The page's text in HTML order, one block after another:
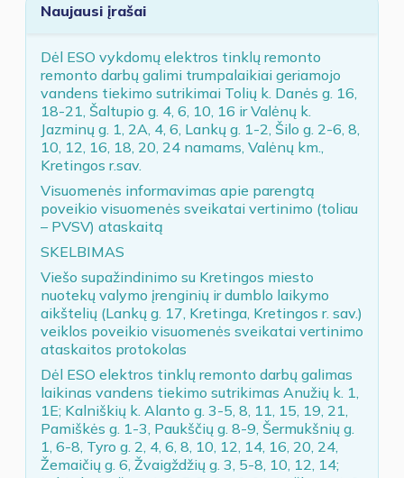
Naujausi įrašai
Dėl ESO vykdomų elektros tinklų remonto
remonto darbų galimi trumpalaikiai geriamojo
vandens tiekimo sutrikimai Tolių k. Danės g. 16,
18-21, Šaltupio g. 4, 6, 10, 16 ir Valėnų k.
Jazminų g. 1, 2A, 4, 6, Lankų g. 1-2, Šilo g. 2-6, 8,
10, 12, 16, 18, 20, 24 namams, Valėnų km.,
Kretingos r.sav.
Visuomenės informavimas apie parengtą
poveikio visuomenės sveikatai vertinimo (toliau
– PVSV) ataskaitą
SKELBIMAS
Viešo supažindinimo su Kretingos miesto
nuotekų valymo įrenginių ir dumblo laikymo
aikštelių (Lankų g. 17, Kretinga, Kretingos r. sav.)
veiklos poveikio visuomenės sveikatai vertinimo
ataskaitos protokolas
Dėl ESO elektros tinklų remonto darbų galimas
laikinas vandens tiekimo sutrikimas Anužių k. 1,
1E; Kalniškių k. Alanto g. 3-5, 8, 11, 15, 19, 21,
Pamiškės g. 1-3, Paukščių g. 8-9, Šermukšnių g.
1, 6-8, Tyro g. 2, 4, 6, 8, 10, 12, 14, 16, 20, 24,
Žemaičių g. 6, Žvaigždžių g. 3, 5-8, 10, 12, 14;